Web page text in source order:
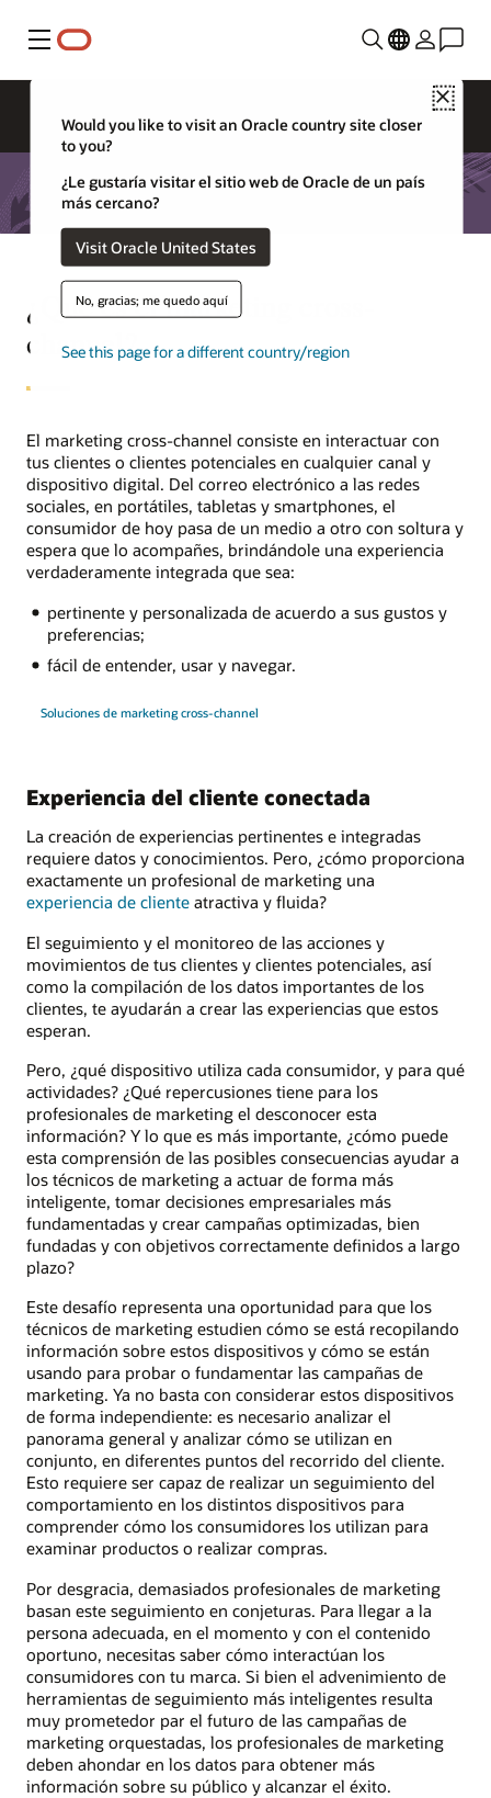
Menú
Close
Would you like to visit an Oracle country site closer
to you?
¿Le gustaría visitar el sitio web de Oracle de un país
más cercano?
Visit Oracle United States
No, gracias; me quedo aquí
See this page for a different country/region
¿Qué es el marketing cross-
channel?
El marketing cross-channel consiste en interactuar con
tus clientes o clientes potenciales en cualquier canal y
dispositivo digital. Del correo electrónico a las redes
sociales, en portátiles, tabletas y smartphones, el
consumidor de hoy pasa de un medio a otro con soltura y
espera que lo acompañes, brindándole una experiencia
verdaderamente integrada que sea:
pertinente y personalizada de acuerdo a sus gustos y
preferencias;
fácil de entender, usar y navegar.
Soluciones de marketing cross-channel
Experiencia del cliente conectada
La creación de experiencias pertinentes e integradas
requiere datos y conocimientos. Pero, ¿cómo proporciona
exactamente un profesional de marketing una
experiencia de cliente atractiva y fluida?
El seguimiento y el monitoreo de las acciones y
movimientos de tus clientes y clientes potenciales, así
como la compilación de los datos importantes de los
clientes, te ayudarán a crear las experiencias que estos
esperan.
Pero, ¿qué dispositivo utiliza cada consumidor, y para qué
actividades? ¿Qué repercusiones tiene para los
profesionales de marketing el desconocer esta
información? Y lo que es más importante, ¿cómo puede
esta comprensión de las posibles consecuencias ayudar a
los técnicos de marketing a actuar de forma más
inteligente, tomar decisiones empresariales más
fundamentadas y crear campañas optimizadas, bien
fundadas y con objetivos correctamente definidos a largo
plazo?
Este desafío representa una oportunidad para que los
técnicos de marketing estudien cómo se está recopilando
información sobre estos dispositivos y cómo se están
usando para probar o fundamentar las campañas de
marketing. Ya no basta con considerar estos dispositivos
de forma independiente: es necesario analizar el
panorama general y analizar cómo se utilizan en
conjunto, en diferentes puntos del recorrido del cliente.
Esto requiere ser capaz de realizar un seguimiento del
comportamiento en los distintos dispositivos para
comprender cómo los consumidores los utilizan para
examinar productos o realizar compras.
Por desgracia, demasiados profesionales de marketing
basan este seguimiento en conjeturas. Para llegar a la
persona adecuada, en el momento y con el contenido
oportuno, necesitas saber cómo interactúan los
consumidores con tu marca. Si bien el advenimiento de
herramientas de seguimiento más inteligentes resulta
muy prometedor par el futuro de las campañas de
marketing orquestadas, los profesionales de marketing
deben ahondar en los datos para obtener más
información sobre su público y alcanzar el éxito.